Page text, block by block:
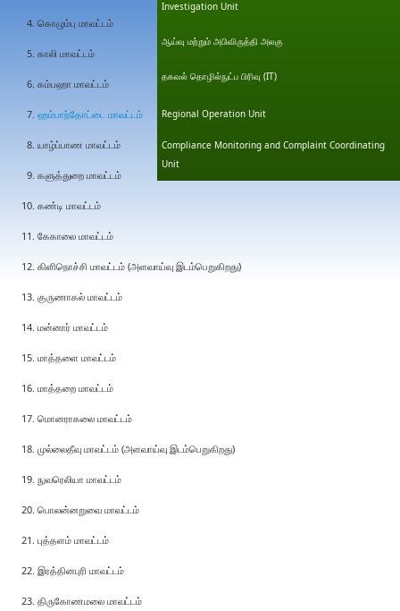
Investigation Unit
ஆய்வு மற்றும் அபிவிருத்தி அலகு
தகவல் தொழில்நுட்ப பிரிவு (IT)
Regional Operation Unit
Compliance Monitoring and Complaint Coordinating
Unit
கொழும்பு மாவட்டம்
காலி மாவட்டம்
கம்பஹா மாவட்டம்
ஹம்பாந்தோட்டை மாவட்டம்
யாழ்ப்பாண மாவட்டம்
களுத்துறை மாவட்டம்
கண்டி மாவட்டம்
கேகாலை மாவட்டம்
கிளிநொச்சி மாவட்டம் (அளவாய்வு இடம்பெறுகிறது)
குருணாகல் மாவட்டம்
மன்னார் மாவட்டம்
மாத்தளை மாவட்டம்
மாத்தறை மாவட்டம்
மொனராகலை மாவட்டம்
முல்லைதீவு மாவட்டம் (அளவாய்வு இடம்பெறுகிறது)
நுவரெலியா மாவட்டம்
பொலன்னறுவை மாவட்டம்
புத்தளம் மாவட்டம்
இரத்தினபுரி மாவட்டம்
திருகோணமலை மாவட்டம்